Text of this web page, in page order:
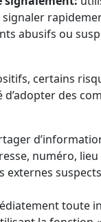
abusifs ou
certains
d’adopter des
numéro,
externes
toute